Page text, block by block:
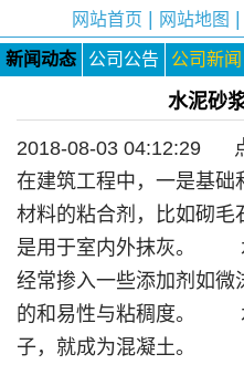
网站首页 网站地图
新闻动态 公司公告 公司新闻
水泥砂
2018-08-03 04:12:29
在建筑工程中，一是基础
材料的粘合剂，比如砌毛
是用于室内外抹灰。
经常掺入一些添加剂如微
的和易性与粘稠度。
子，就成为混凝土。